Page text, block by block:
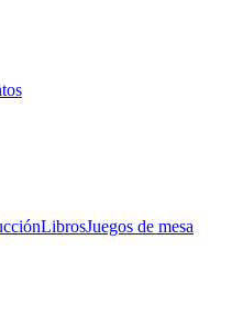
LibrosJuegos de mesa